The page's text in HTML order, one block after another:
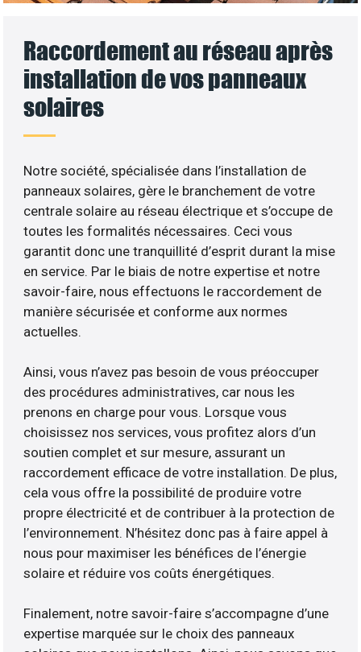
Raccordement au réseau après
installation de vos panneaux
solaires
Notre société, spécialisée dans l’installation de
panneaux solaires, gère le branchement de votre
centrale solaire au réseau électrique et s’occupe de
toutes les formalités nécessaires. Ceci vous
garantit donc une tranquillité d’esprit durant la mise
en service. Par le biais de notre expertise et notre
savoir-faire, nous effectuons le raccordement de
manière sécurisée et conforme aux normes
actuelles.
Ainsi, vous n’avez pas besoin de vous préoccuper
des procédures administratives, car nous les
prenons en charge pour vous. Lorsque vous
choisissez nos services, vous profitez alors d’un
soutien complet et sur mesure, assurant un
raccordement efficace de votre installation. De plus,
cela vous offre la possibilité de produire votre
propre électricité et de contribuer à la protection de
l’environnement. N’hésitez donc pas à faire appel à
nous pour maximiser les bénéfices de l’énergie
solaire et réduire vos coûts énergétiques.
Finalement, notre savoir-faire s’accompagne d’une
expertise marquée sur le choix des panneaux